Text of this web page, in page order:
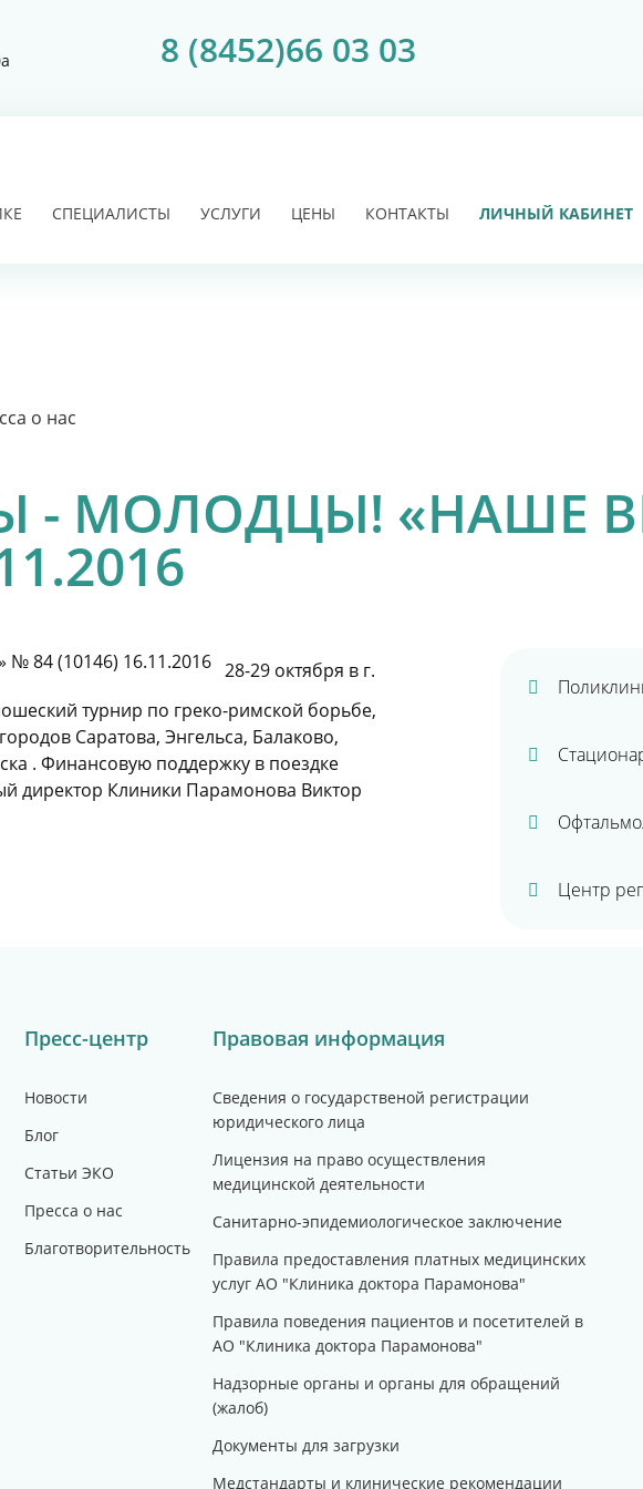
8 (8452)66 03 03
СПЕЦИАЛИСТЫ УСЛУГИ ЦЕНЫ КОНТАКТЫ ЛИЧНЫЙ КАБИНЕТ
о нас
- МОЛОДЦЫ! «НАШЕ
28-29 октября в г.
турнир по греко-римской борьбе,
Саратова, Энгельса, Балаково,
. Финансовую поддержку в поездке
директор Клиники Парамонова Виктор
Центр
Пресс-центр
Новости
Блог
Статьи ЭКО
Пресса о нас
Благотворительность
Правовая информация
Сведения о государственой регистрации
юридического лица
Лицензия на право осуществления
медицинской деятельности
Санитарно-эпидемиологическое заключение
Правила предоставления платных медицинских
услуг АО "Клиника доктора Парамонова"
Правила поведения пациентов и посетителей в
АО "Клиника доктора Парамонова"
Надзорные органы и органы для обращений
(жалоб)
Документы для загрузки
Медстандарты и клинические рекомендации